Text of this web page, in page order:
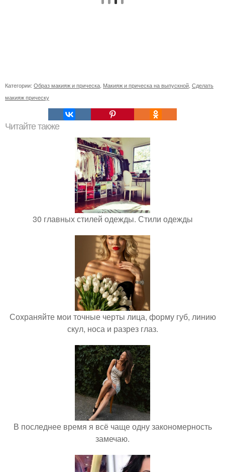
Категории: Образ макияж и прическа Макияж и прическа на выпускной Сделать
макияж прическу
Читайте также
30 главных стилей одежды. Стили одежды
Сохраняйте мои точные черты лица, форму губ, линию
скул, носа и разрез глаз.
В последнее время я всё чаще одну закономерность
замечаю.